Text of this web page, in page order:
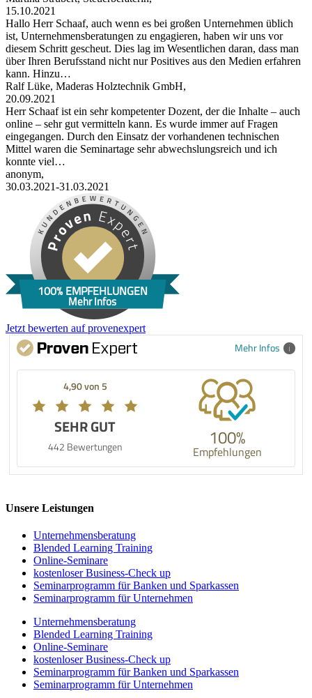
15.10.2021
Hallo Herr Schaaf, auch wenn es bei großen Unternehmen üblich
ist, Unternehmensberatungen zu engagieren, haben wir uns vor
diesem Schritt gescheut. Dies lag im Wesentlichen daran, dass man
über Ihren Berufsstand nicht nur Positives aus den Medien erfahren
kann. Hinzu…
Ralf Lüke, Maderas Holztechnik GmbH,
20.09.2021
Herr Schaaf ist ein sehr kompetenter Dozent, der die Inhalte – auch
online – sehr gut vermitteln kann. Es wurde immer auf Fragen
eingegangen. Durch den Einsatz der vorhandenen technischen
Mittel waren die Seminartage sehr abwechslungsreich und ich
konnte viel…
anonym,
30.03.2021-31.03.2021
100% EMPFEHLUNGEN
Mehr Infos
Jetzt bewerten auf provenexpert
Mehr Infos
4,90 von 5
SEHR GUT
442 Bewertungen 100%
Empfehlungen
Unsere Leistungen
Unternehmens­beratung
Blended Learning Training
Online-Seminare
kostenloser Business-Check up
Seminarprogramm für Banken und Sparkassen
Seminarprogramm für Unternehmen
Unternehmens­beratung
Blended Learning Training
Online-Seminare
kostenloser Business-Check up
Seminarprogramm für Banken und Sparkassen
Seminarprogramm für Unternehmen